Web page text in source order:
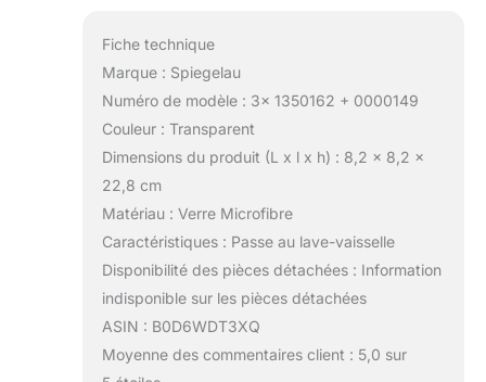
Fiche technique
Marque : Spiegelau
Numéro de modèle : 3x 1350162 + 0000149
Couleur : Transparent
Dimensions du produit (L x l x h) : 8,2 x 8,2 x
22,8 cm
Matériau : Verre Microfibre
Caractéristiques : Passe au lave-vaisselle
Disponibilité des pièces détachées : Information
indisponible sur les pièces détachées
ASIN : B0D6WDT3XQ
Moyenne des commentaires client : 5,0 sur